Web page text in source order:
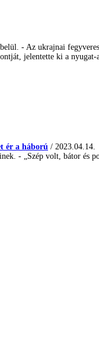
- Az ukrajnai
jelentette ki a
ér a háború / 2023.04.14.
- „Szép volt, bátor